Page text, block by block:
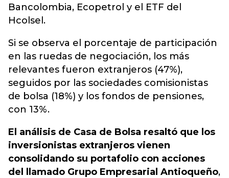
Bancolombia, Ecopetrol y el ETF del
Hcolsel.
Si se observa el porcentaje de participación
en las ruedas de negociación, los más
relevantes fueron extranjeros (47%),
seguidos por las sociedades comisionistas
de bolsa (18%) y los fondos de pensiones,
con 13%.
El análisis de Casa de Bolsa resaltó que los
inversionistas extranjeros vienen
consolidando su portafolio con acciones
del llamado Grupo Empresarial Antioqueño,